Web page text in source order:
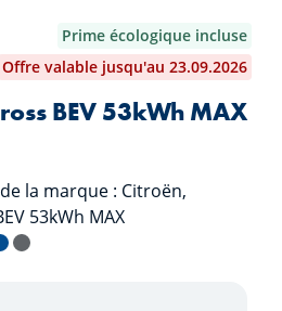
Prime écologique incluse
Offre valable jusqu'au 23.09.2026
BEV 53kWh MAX
Nera Black
Blue
Mercury Grey